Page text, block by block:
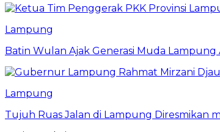
Lampung
Batin Wulan Ajak Generasi Muda
Lampung
Tujuh Ruas Jalan di Lampung Diresmikan